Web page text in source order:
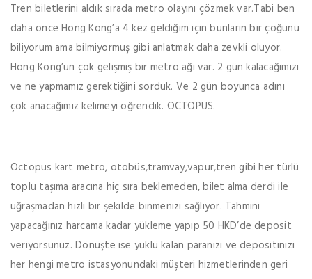
Tren biletlerini aldık sırada metro olayını çözmek var.Tabi ben
daha önce Hong Kong’a 4 kez geldiğim için bunların bir çoğunu
biliyorum ama bilmiyormuş gibi anlatmak daha zevkli oluyor.
Hong Kong’un çok gelişmiş bir metro ağı var. 2 gün kalacağımızı
ve ne yapmamız gerektiğini sorduk. Ve 2 gün boyunca adını
çok anacağımız kelimeyi öğrendik. OCTOPUS.
Octopus kart metro, otobüs,tramvay,vapur,tren gibi her türlü
toplu taşıma aracına hiç sıra beklemeden, bilet alma derdi ile
uğraşmadan hızlı bir şekilde binmenizi sağlıyor. Tahmini
yapacağınız harcama kadar yükleme yapıp 50 HKD’de deposit
veriyorsunuz. Dönüşte ise yüklü kalan paranızı ve depositinizi
her hengi metro istasyonundaki müşteri hizmetlerinden geri